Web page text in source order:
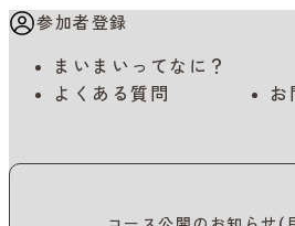
参加者登録
まいまいってなに？
よくある質問
お